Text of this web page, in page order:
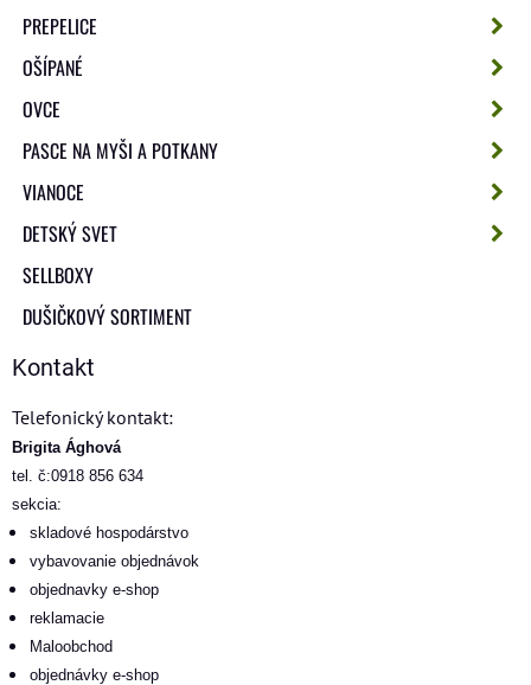
PREPELICE
OŠÍPANÉ
OVCE
PASCE NA MYŠI A POTKANY
VIANOCE
DETSKÝ SVET
SELLBOXY
DUŠIČKOVÝ SORTIMENT
Kontakt
Telefonický kontakt:
Brigita Ághová
tel. č:0918 856 634
sekcia:
skladové hospodárstvo
vybavovanie objednávok
objednavky e-shop
reklamacie
Maloobchod
objednávky e-shop